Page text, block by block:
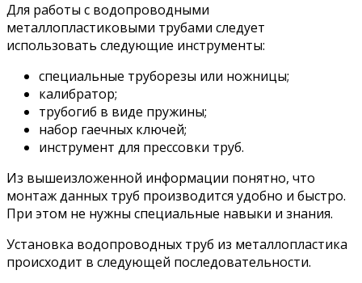
Для работы с водопроводными
металлопластиковыми трубами следует
использовать следующие инструменты:
специальные труборезы или ножницы;
калибратор;
трубогиб в виде пружины;
набор гаечных ключей;
инструмент для прессовки труб.
Из вышеизложенной информации понятно, что
монтаж данных труб производится удобно и быстро.
При этом не нужны специальные навыки и знания.
Установка водопроводных труб из металлопластика
происходит в следующей последовательности.